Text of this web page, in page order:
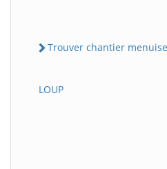
Trouver chantier
LOUP